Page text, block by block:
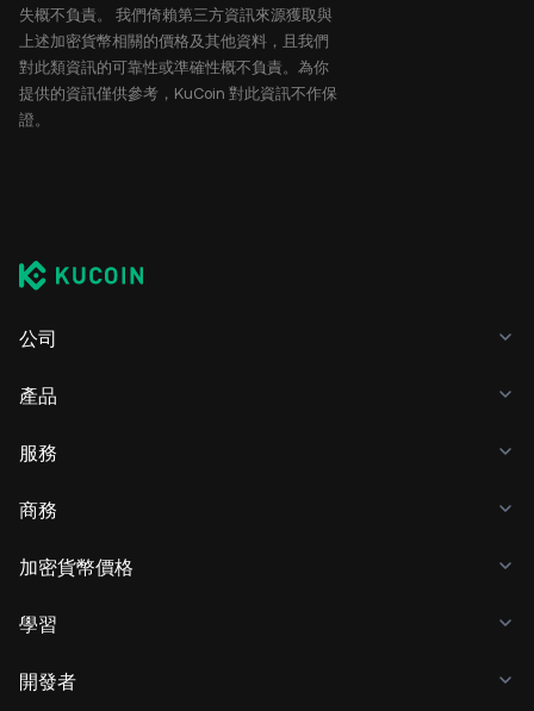
失概不負責。 我們倚賴第三方資訊來源獲取與
上述加密貨幣相關的價格及其他資料，且我們
對此類資訊的可靠性或準確性概不負責。為你
提供的資訊僅供參考，KuCoin 對此資訊不作保
證。
公司
產品
服務
商務
加密貨幣價格
學習
開發者